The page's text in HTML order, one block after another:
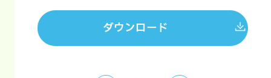
ダウンロード